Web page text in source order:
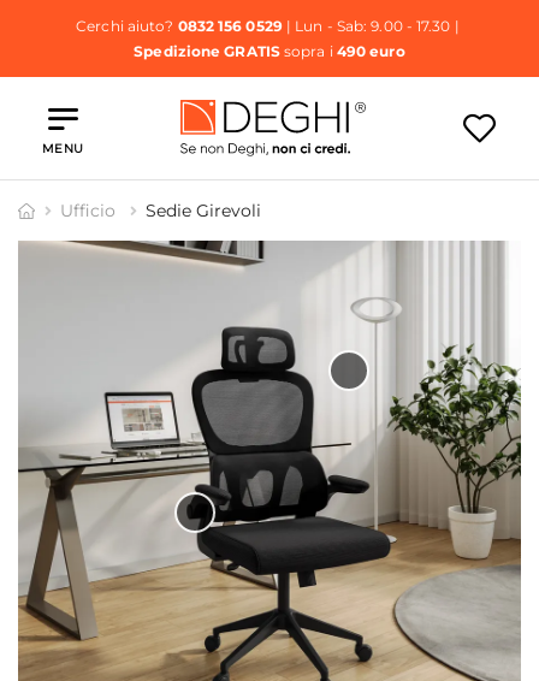
Cerchi aiuto? 0832 156 0529| Lun - Sab: 9.00 - 17.30 |
Spedizione GRATISsopra i 490 euro
MENU
Ufficio Sedie Girevoli